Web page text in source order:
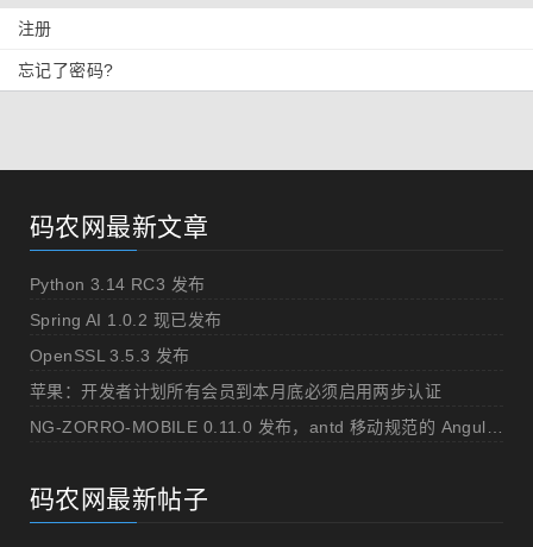
注册
忘记了密码?
码农网最新文章
Python 3.14 RC3 发布
Spring AI 1.0.2 现已发布
OpenSSL 3.5.3 发布
苹果：开发者计划所有会员到本月底必须启用两步认证
码农网最新帖子